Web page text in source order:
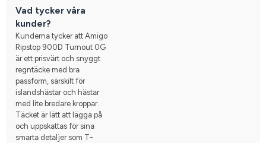
Vad tycker våra
kunder?
Kunderna tycker att Amigo
Ripstop 900D Turnout 0G
är ett prisvärt och snyggt
regntäcke med bra
passform, särskilt för
islandshästar och hästar
med lite bredare kroppar.
Täcket är lätt att lägga på
och uppskattas för sina
smarta detaljer som T-